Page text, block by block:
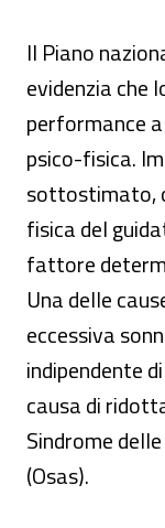
Il Piano
evidenzia che
performance
psico-fisica.
sottostimato,
fisica del
fattore
Una delle
eccessiva
indipendente
causa di
Sindrome
(Osas).